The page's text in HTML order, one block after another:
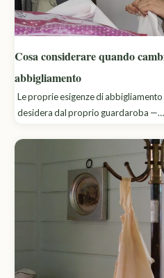
Cosa considerare quando
abbigliamento
Le proprie esigenze di
desidera dal proprio guardaroba —…